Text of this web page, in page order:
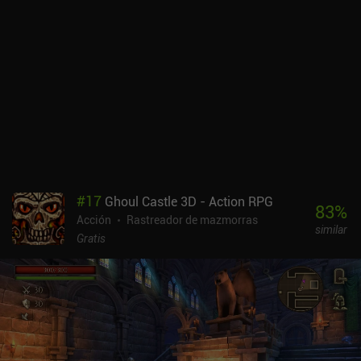
#17 Ghoul Castle 3D - Action RPG
Acción
Rastreador de mazmorras
Gratis
83%
similar